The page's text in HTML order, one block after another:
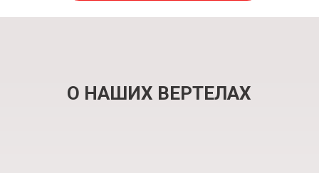
Работаем и принимаем заказы круглосуточно
О НАШИХ ВЕРТЕЛАХ